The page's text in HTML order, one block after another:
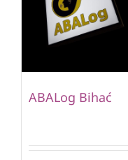
ABALog Bihać